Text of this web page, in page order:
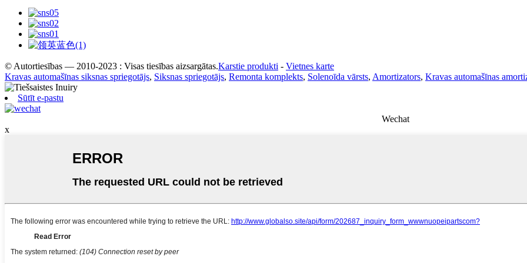
© Autortiesības — 2010-2023 : Visas tiesības aizsargātas.Karstie produkti - Vietnes karte
Kravas automašīnas siksnas spriegotājs, Siksnas spriegotājs, Remonta komplekts, Solenoīda vārsts, Amortizators, Kravas automašīnas
Sūtīt e-pastu
Wechat
x